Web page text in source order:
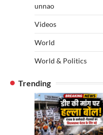
unnao
Videos
World
World & Politics
Trending